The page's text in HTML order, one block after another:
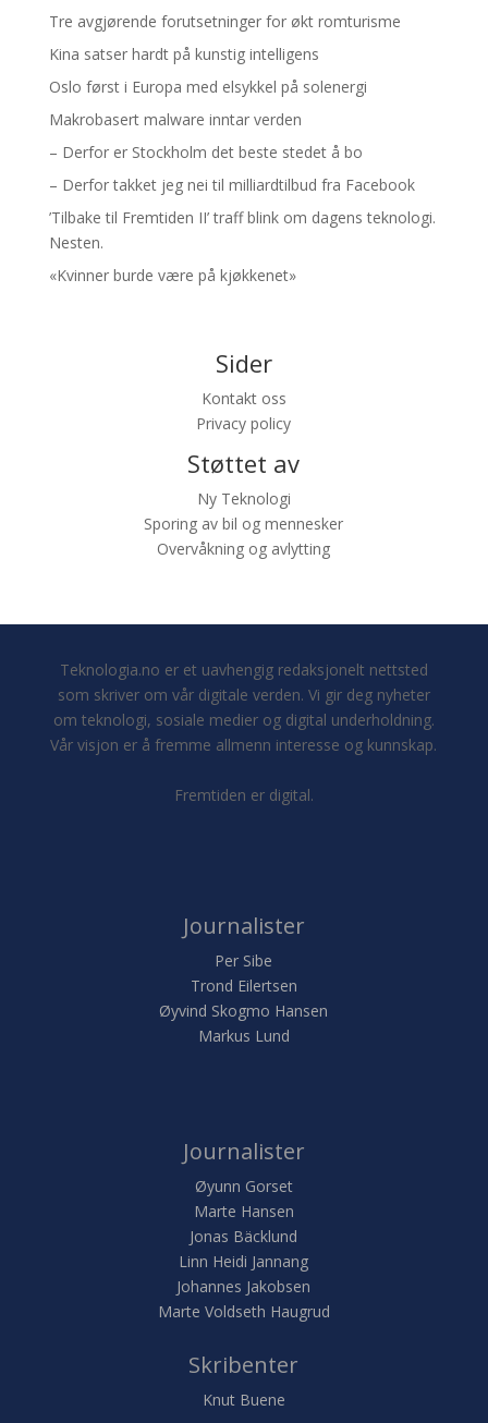
Tre avgjørende forutsetninger for økt romturisme
Kina satser hardt på kunstig intelligens
Oslo først i Europa med elsykkel på solenergi
Makrobasert malware inntar verden
– Derfor er Stockholm det beste stedet å bo
– Derfor takket jeg nei til milliardtilbud fra Facebook
’Tilbake til Fremtiden II’ traff blink om dagens teknologi.
Nesten.
«Kvinner burde være på kjøkkenet»
Sider
Kontakt oss
Privacy policy
Støttet av
Ny Teknologi
Sporing av bil og mennesker
Overvåkning og avlytting
Teknologia.no er et uavhengig redaksjonelt nettsted
som skriver om vår digitale verden. Vi gir deg nyheter
om teknologi, sosiale medier og digital underholdning.
Vår visjon er å fremme allmenn interesse og kunnskap.
Fremtiden er digital.
Journalister
Per Sibe
Trond Eilertsen
Øyvind Skogmo Hansen
Markus Lund
Journalister
Øyunn Gorset
Marte Hansen
Jonas Bäcklund
Linn Heidi Jannang
Johannes Jakobsen
Marte Voldseth Haugrud
Skribenter
Knut Buene